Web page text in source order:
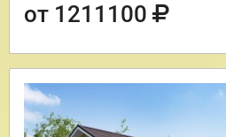
от 1211100